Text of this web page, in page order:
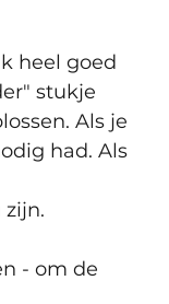
heel goed
stukje
Als je
had. Als
- om de